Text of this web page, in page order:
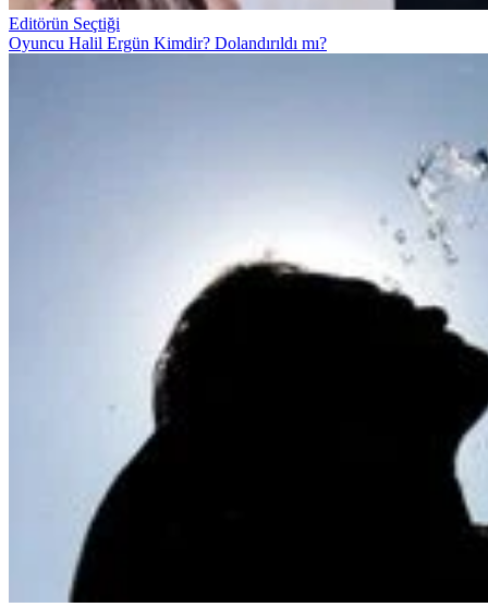
Editörün Seçtiği
Oyuncu Halil Ergün Kimdir? Dolandırıldı mı?